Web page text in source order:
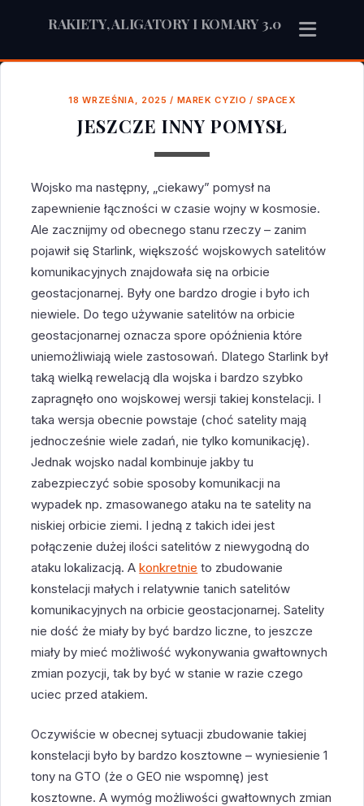
RAKIETY, ALIGATORY I KOMARY 3.0
18 WRZEŚNIA, 2025 / MAREK CYZIO / SPACEX
JESZCZE INNY POMYSŁ
Wojsko ma następny, „ciekawy” pomysł na
zapewnienie łączności w czasie wojny w kosmosie.
Ale zacznijmy od obecnego stanu rzeczy – zanim
pojawił się Starlink, większość wojskowych satelitów
komunikacyjnych znajdowała się na orbicie
geostacjonarnej. Były one bardzo drogie i było ich
niewiele. Do tego używanie satelitów na orbicie
geostacjonarnej oznacza spore opóźnienia które
uniemożliwiają wiele zastosowań. Dlatego Starlink był
taką wielką rewelacją dla wojska i bardzo szybko
zapragnęło ono wojskowej wersji takiej konstelacji. I
taka wersja obecnie powstaje (choć satelity mają
jednocześnie wiele zadań, nie tylko komunikację).
Jednak wojsko nadal kombinuje jakby tu
zabezpieczyć sobie sposoby komunikacji na
wypadek np. zmasowanego ataku na te satelity na
niskiej orbicie ziemi. I jedną z takich idei jest
połączenie dużej ilości satelitów z niewygodną do
ataku lokalizacją. Akonkretnie to zbudowanie
konstelacji małych i relatywnie tanich satelitów
komunikacyjnych na orbicie geostacjonarnej. Satelity
nie dość że miały by być bardzo liczne, to jeszcze
miały by mieć możliwość wykonywania gwałtownych
zmian pozycji, tak by być w stanie w razie czego
uciec przed atakiem.
Oczywiście w obecnej sytuacji zbudowanie takiej
konstelacji było by bardzo kosztowne – wyniesienie 1
tony na GTO (że o GEO nie wspomnę) jest
kosztowne. A wymóg możliwości gwałtownych zmian